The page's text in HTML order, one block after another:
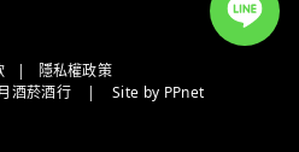
|
隱私權政策
酒菸酒行
| Site by PPnet